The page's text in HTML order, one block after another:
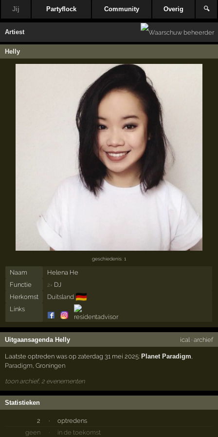
Jij Partyflock Community Overig 🔍
Artiest
Helly
geschiedenis: 1
Naam
Helena He
Functie
2× DJ
Herkomst
Duitsland 🇩🇪
Links
Uitgaansagenda Helly ical · archief
Laatste optreden was op zaterdag 31 mei 2025: Planet Paradigm
Paradigm ,Groningen
toon archief, 2 evenementen
Statistieken
2 ·
optredens
geen
· in de toekomst